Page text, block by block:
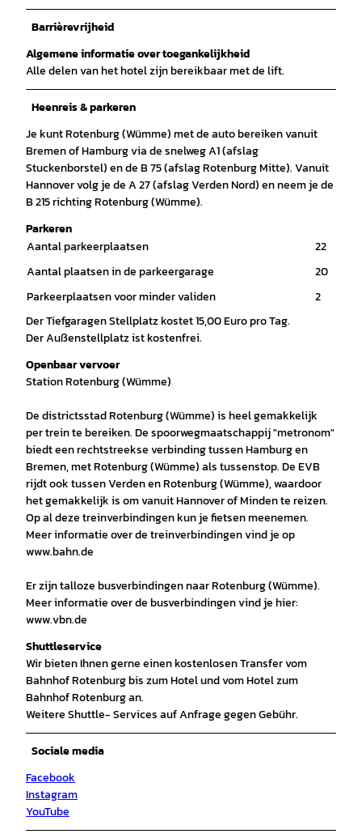
Barrièrevrijheid
Algemene informatie over toegankelijkheid
Alle delen van het hotel zijn bereikbaar met de lift.
Heenreis & parkeren
Je kunt Rotenburg (Wümme) met de auto bereiken vanuit
Bremen of Hamburg via de snelweg A1 (afslag
Stuckenborstel) en de B 75 (afslag Rotenburg Mitte). Vanuit
Hannover volg je de A 27 (afslag Verden Nord) en neem je de
B 215 richting Rotenburg (Wümme).
Parkeren
Aantal parkeerplaatsen
22
Aantal plaatsen in de parkeergarage
20
Parkeerplaatsen voor minder validen
2
Der Tiefgaragen Stellplatz kostet 15,00 Euro pro Tag.
Der Außenstellplatz ist kostenfrei.
Openbaar vervoer
Station Rotenburg (Wümme)
De districtsstad Rotenburg (Wümme) is heel gemakkelijk
per trein te bereiken. De spoorwegmaatschappij "metronom"
biedt een rechtstreekse verbinding tussen Hamburg en
Bremen, met Rotenburg (Wümme) als tussenstop. De EVB
rijdt ook tussen Verden en Rotenburg (Wümme), waardoor
het gemakkelijk is om vanuit Hannover of Minden te reizen.
Op al deze treinverbindingen kun je fietsen meenemen.
Meer informatie over de treinverbindingen vind je op
www.bahn.de
Er zijn talloze busverbindingen naar Rotenburg (Wümme).
Meer informatie over de busverbindingen vind je hier:
www.vbn.de
Shuttleservice
Wir bieten Ihnen gerne einen kostenlosen Transfer vom
Bahnhof Rotenburg bis zum Hotel und vom Hotel zum
Bahnhof Rotenburg an.
Weitere Shuttle- Services auf Anfrage gegen Gebühr.
Sociale media
Facebook
Instagram
YouTube